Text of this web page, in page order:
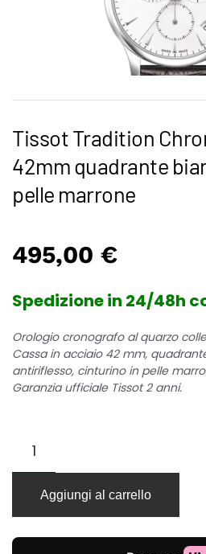
Tissot Tradition
42mm quadrante
pelle marrone
495,00 €
Spedizione in 24/48h
Orologio cronografo al quarzo
Cassa in acciaio 42 mm,
antiriflesso, cinturino in pelle
Garanzia ufficiale Tissot 2 anni.
Tradition
Chrono
quarzo
42mm
quadrante
bianco
Aggiungi al carrello